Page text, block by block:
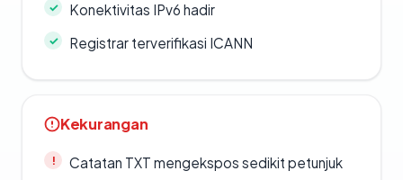
Konektivitas IPv6 hadir
Registrar terverifikasi ICANN
Kekurangan
Catatan TXT mengekspos sedikit petunjuk